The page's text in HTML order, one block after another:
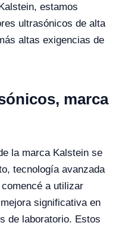
estamos
ultrasónicos de alta
altas exigencias de
marca
la marca Kalstein se
tecnología avanzada
a utilizar
significativa en
de laboratorio. Estos